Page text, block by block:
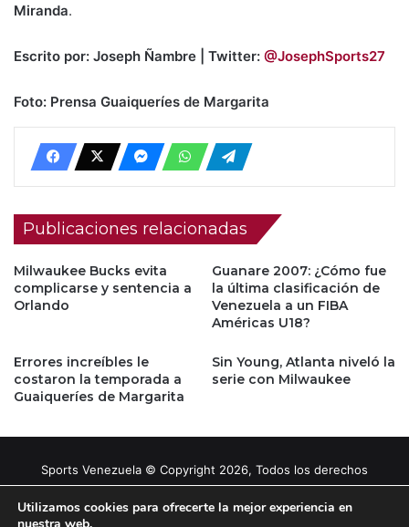
Miranda.
Escrito por: Joseph Ñambre | Twitter: @JosephSports27
Foto: Prensa Guaiqueríes de Margarita
Publicaciones relacionadas
Milwaukee Bucks evita
complicarse y sentencia a
Orlando
Guanare 2007: ¿Cómo fue
la última clasificación de
Venezuela a un FIBA
Américas U18?
Errores increíbles le
costaron la temporada a
Guaiqueríes de Margarita
Sin Young, Atlanta niveló la
serie con Milwaukee
Sports Venezuela © Copyright 2026, Todos los derechos
Utilizamos cookies para ofrecerte la mejor experiencia en